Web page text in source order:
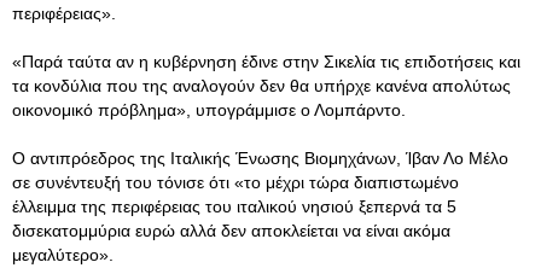
περιφέρειας».
«Παρά ταύτα αν η κυβέρνηση έδινε στην Σικελία τις επιδοτήσεις και
τα κονδύλια που της αναλογούν δεν θα υπήρχε κανένα απολύτως
οικονομικό πρόβλημα», υπογράμμισε ο Λομπάρντο.
Ο αντιπρόεδρος της Ιταλικής Ένωσης Βιομηχάνων, Ίβαν Λο Μέλο
σε συνέντευξή του τόνισε ότι «το μέχρι τώρα διαπιστωμένο
έλλειμμα της περιφέρειας του ιταλικού νησιού ξεπερνά τα 5
δισεκατομμύρια ευρώ αλλά δεν αποκλείεται να είναι ακόμα
μεγαλύτερο».